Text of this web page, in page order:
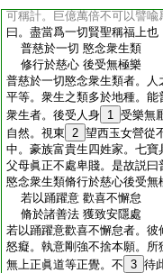
可稱計。巨億萬倍不可以譬喩
曰。盡當爲一切賢聖稱福上也
普慈於一切 愍念衆生類
修行於慈心 後受無極樂
普慈於一切愍念衆生類者。人
平等。衆生之類多於地種。能
衆生者。後受人身 1 受樂無
自然。視東 2 望西玉女營從
中。豪族富貴生四姓家。七寶
父母眞正不處卑賤。是故説曰
愍念衆生類脩行於慈心後受無
若以踊躍意 歡喜不懈怠
脩於諸善法 獲致安隱處
若以踊躍意歡喜不懈怠者。彼
怒癡。執意剛強不捨本願。所
無上正眞道等正覺。不 3 待